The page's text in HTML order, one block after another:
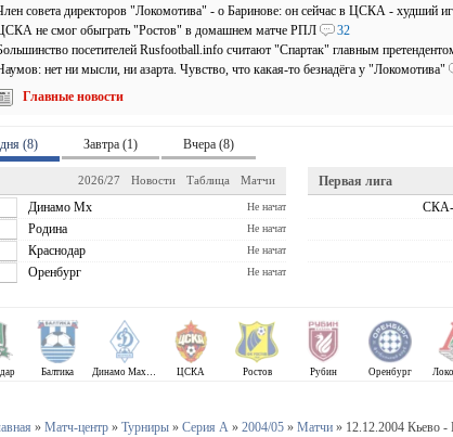
совета директоров "Локомотива" - о Баринове: он сейчас в ЦСКА - худший
не смог обыграть "Ростов" в домашнем матче РПЛ
32
посетителей Rusfootball.info считают "Спартак" главным
нет ни мысли, ни азарта. Чувство, что какая-то безнадёга у "Локомотива"
Главные новости
(8) Завтра (1) Вчера (8)
Матчи
Таблица
Новости
2026/27
Динамо Мх Не начат
Родина Не начат
Краснодар Не начат
Оренбург Не начат
Первая лига
СКА-
Балтика Динамо Махачкала ЦСКА Ростов Рубин Оренбург
» Матч-центр» Турниры» Серия А» 2004/05» Матчи» 12.12.2004 Кьево -